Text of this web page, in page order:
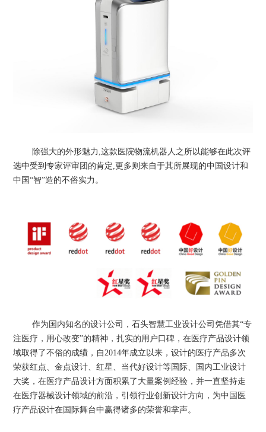
除强大的外形魅力,这款医院物流机器人之所以能够在此次评
选中受到专家评审团的肯定,更多则来自于其所展现的中国设计和
中国“智”造的不俗实力 。
作为国内知名的设计公司，石头智慧工业设计公司凭借其“专
注医疗，用心改变”的精神，扎实的用户口碑，在医疗产品设计领
域取得了不俗的成绩，自 2014年成立以来，设计的医疗产品多次
荣获红点、金点设计 、红星、当代好设计等国际、国内工业设计
大奖，在医疗产品设计方面积累了大量案例经验，并一直坚持走
在医疗器械设计领域的前沿，引领行业创新设计方向，为中国医
疗产品设计在国际舞台中赢得诸多的荣誉和掌声。